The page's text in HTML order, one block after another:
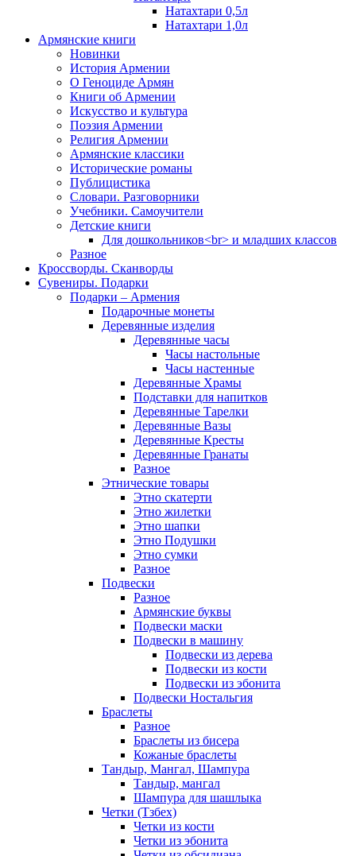
Натахтари 0,5л
Натахтари 1,0л
Армянские книги
Новинки
История Армении
О Геноциде Армян
Книги об Армении
Иcкусство и культура
Поэзия Армении
Религия Армении
Армянские классики
Исторические романы
Публицистика
Словари. Разговорники
Учебники. Самоучители
Детские книги
Для дошкольников<br> и младших классов
Разное
Кроссворды. Сканворды
Сувениры. Подарки
Подарки – Армения
Подарочные монеты
Деревянные изделия
Деревянные часы
Часы настольные
Часы настенные
Деревянные Храмы
Подставки для напитков
Деревянные Тарелки
Деревянные Вазы
Деревянные Кресты
Деревянные Гранаты
Разное
Этнические товары
Этно скатерти
Этно жилетки
Этно шапки
Этно Подушки
Этно сумки
Разное
Подвески
Разное
Армянские буквы
Подвески маски
Подвески в машину
Подвески из дерева
Подвески из кости
Подвески из эбонита
Подвески Ностальгия
Браслеты
Разное
Браслеты из бисера
Кожаные браслеты
Тандыр, Мангал, Шампура
Тандыр, мангал
Шампура для шашлыка
Четки (Тзбех)
Четки из кости
Четки из эбонита